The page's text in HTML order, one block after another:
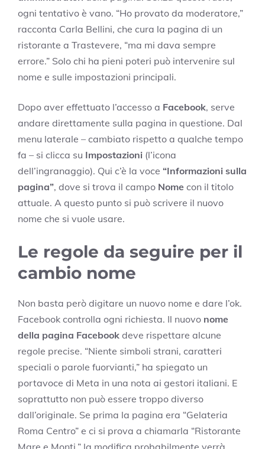
ogni tentativo è vano. “Ho provato da moderatore,”
racconta Carla Bellini, che cura la pagina di un
ristorante a Trastevere, “ma mi dava sempre
errore.” Solo chi ha pieni poteri può intervenire sul
nome e sulle impostazioni principali.
Dopo aver effettuato l’accesso a Facebook, serve
andare direttamente sulla pagina in questione. Dal
menu laterale – cambiato rispetto a qualche tempo
fa – si clicca su Impostazioni (l’icona
dell’ingranaggio). Qui c’è la voce “Informazioni sulla
pagina”, dove si trova il campo Nome con il titolo
attuale. A questo punto si può scrivere il nuovo
nome che si vuole usare.
Le regole da seguire per il
cambio nome
Non basta però digitare un nuovo nome e dare l’ok.
Facebook controlla ogni richiesta. Il nuovo nome
della pagina Facebook deve rispettare alcune
regole precise. “Niente simboli strani, caratteri
speciali o parole fuorvianti,” ha spiegato un
portavoce di Meta in una nota ai gestori italiani. E
soprattutto non può essere troppo diverso
dall’originale. Se prima la pagina era “Gelateria
Roma Centro” e ci si prova a chiamarla “Ristorante